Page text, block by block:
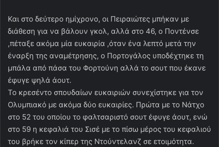
Και στο δεύτερο ημίχρονο, οι Πειραιώτες μπήκαν με
διάθεση για να βάλουν γκολ, αλλά στο 46, ο Ποντένσε
,πέταξε ακόμα μία ευκαιρία ,όταν ένα λεπτό μετά την
έναρξη της αναμέτρησης, ο Πορτογάλος υποδέχτηκε τη
μπάλα από πάσα του Φορτούνη αλλά το σουτ που έκανε
έφυγε ψηλά άουτ.
Το κρεσέντο σπουδαίων ευκαιριών συνεχίστηκε για τον
Ολυμπιακό με ακόμα δύο ευκαιρίες. Πρώτα με το Νάτχο
στο 52 του οποίου το φαλτσαριστό σουτ έφυγε άουτ, ενώ
στο 59 η κεφαλιά του Σισέ με το πίσω μέρος του κεφαλιού
του βρήκε τον κίπερ της Ντούντελανζ σε ετοιμότητα.